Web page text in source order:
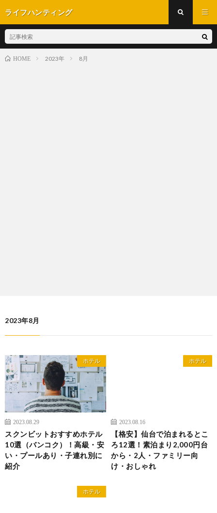
ライフハンティング
HOME 2023年 8月
2023年8月
ホテル
2023.08.29
スクンビットおすすめホテル
10選（バンコク）！高級・安
い・プールあり・子連れ別に
紹介
ホテル
2023.08.16
【格安】仙台で泊まれるとこ
ろ12選！素泊まり2,000円台
から・2人・ファミリー向
け・おしゃれ
ホテル